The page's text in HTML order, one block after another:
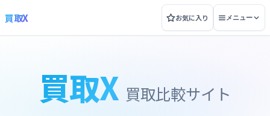
買取X お気に入り メニュー
買取X 買取比較サイト